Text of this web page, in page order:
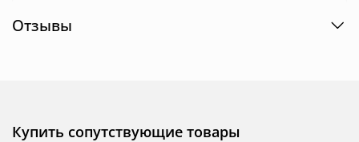
Отзывы
Купить сопутствующие товары